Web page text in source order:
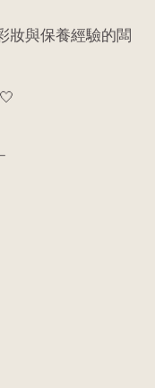
妝與保養經驗的闆